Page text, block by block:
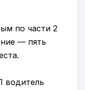
по части 2
— пять